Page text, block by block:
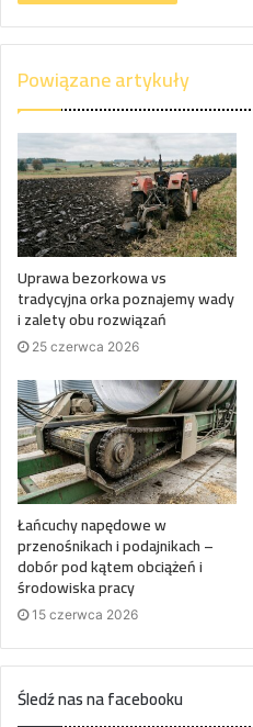
Powiązane artykuły
Uprawa bezorkowa vs
tradycyjna orka poznajemy wady
i zalety obu rozwiązań
25 czerwca 2026
Łańcuchy napędowe w
przenośnikach i podajnikach –
dobór pod kątem obciążeń i
środowiska pracy
15 czerwca 2026
Śledź nas na facebooku